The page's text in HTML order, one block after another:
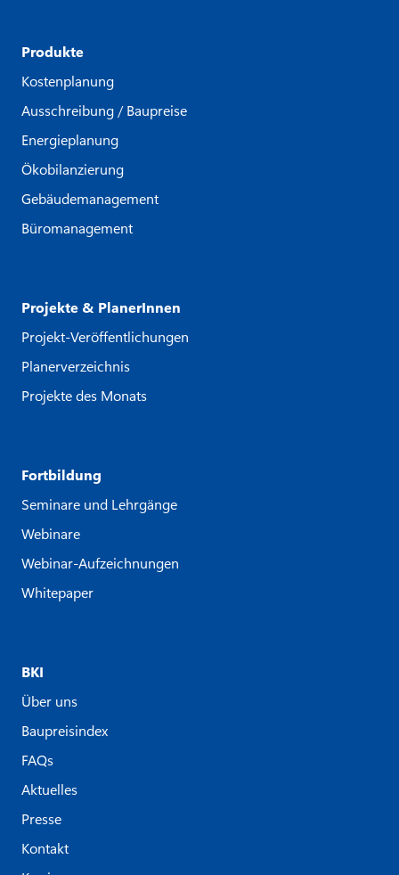
Produkte
Kostenplanung
Ausschreibung / Baupreise
Energieplanung
Ökobilanzierung
Gebäudemanagement
Büromanagement
Projekte & PlanerInnen
Projekt-Veröffentlichungen
Planerverzeichnis
Projekte des Monats
Fortbildung
Seminare und Lehrgänge
Webinare
Webinar-Aufzeichnungen
Whitepaper
BKI
Über uns
Baupreisindex
FAQs
Aktuelles
Presse
Kontakt